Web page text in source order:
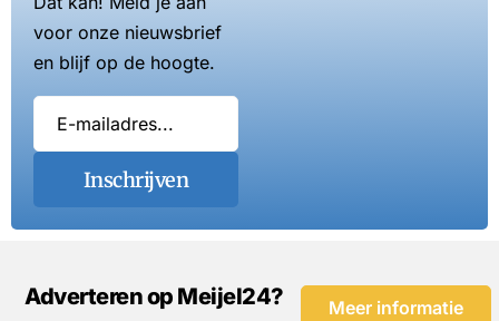
voor onze nieuwsbrief
en blijf op de hoogte.
Inschrijven
Adverteren op Meijel24? Meer informatie